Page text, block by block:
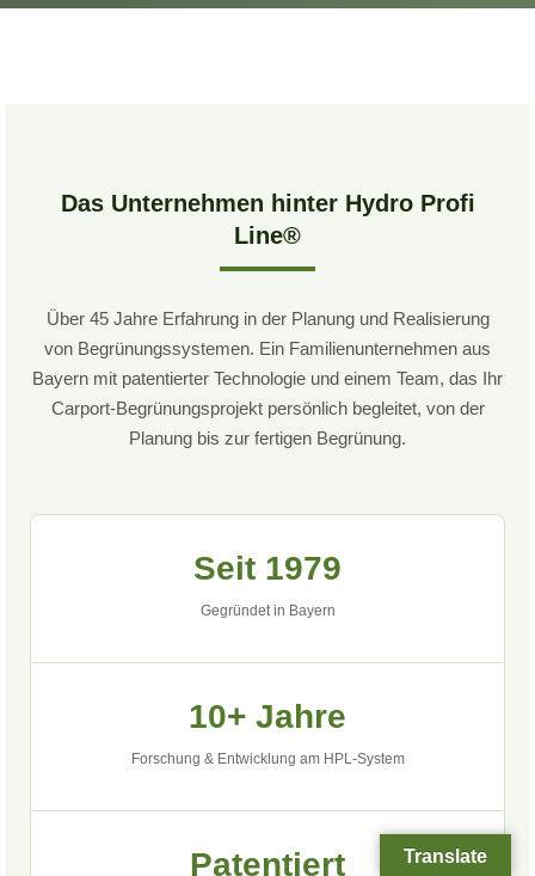
Das Unternehmen hinter Hydro Profi
Line®
Über 45 Jahre Erfahrung in der Planung und Realisierung
von Begrünungssystemen. Ein Familienunternehmen aus
Bayern mit patentierter Technologie und einem Team, das Ihr
Carport-Begrünungsprojekt persönlich begleitet, von der
Planung bis zur fertigen Begrünung.
Seit 1979
Gegründet in Bayern
10+ Jahre
Forschung & Entwicklung am HPL-System
Patentiert Translate